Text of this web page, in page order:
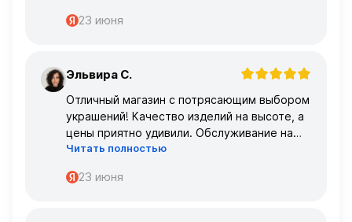
23 июня
Э Эльвира С.
Отличный магазин с потрясающим выбором
украшений! Качество изделий на высоте, а
цены приятно удивили. Обслуживание на
высшем уровне – консультанты очень
Читать полностью
23 июня